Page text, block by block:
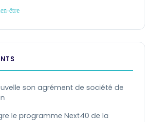
être
son agrément de société de
le programme Next40 de la